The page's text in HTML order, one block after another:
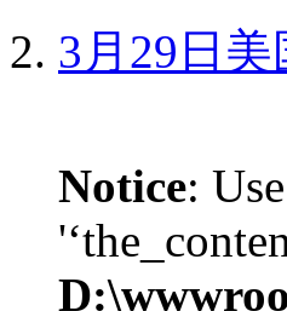
3月29日
Notice: